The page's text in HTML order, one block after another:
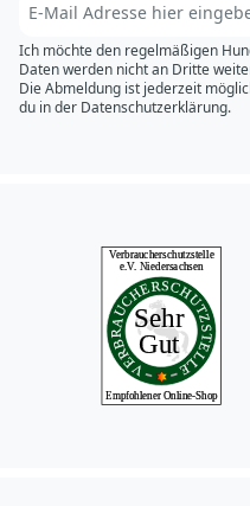
Ich möchte den regelmäßigen
Daten werden nicht an Dritte
Die Abmeldung ist jederzeit
du in der Datenschutzerklärung.